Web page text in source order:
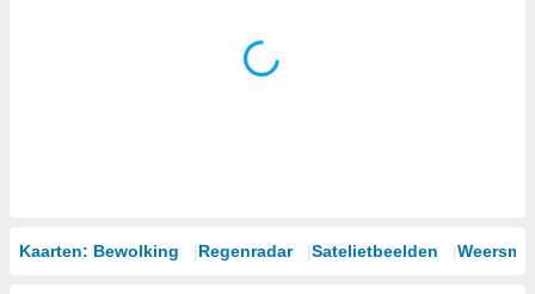
Kaarten: Bewolking Regenradar Satelietbeelden